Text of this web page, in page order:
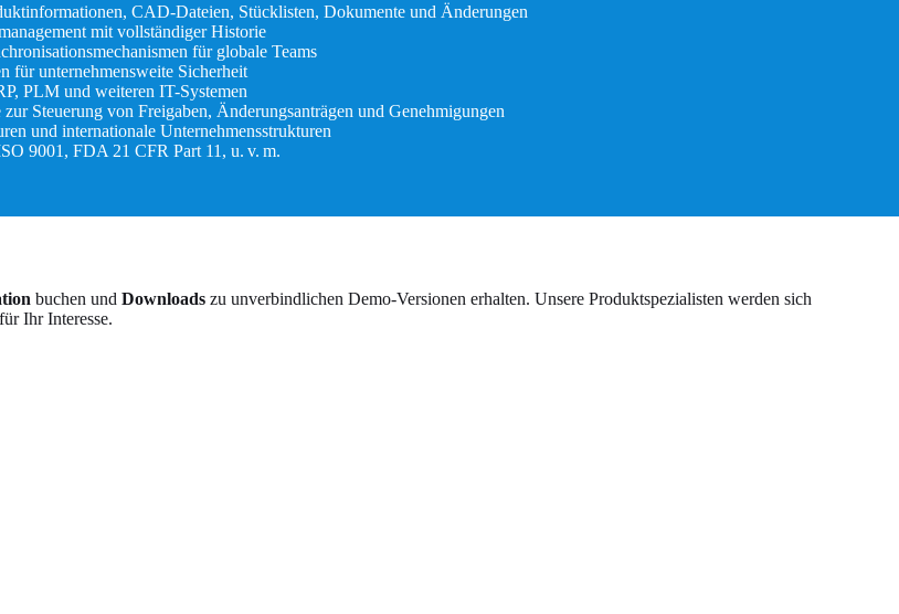
CAD-Dateien, Stücklisten, Dokumente und Änderungen
mit vollständiger Historie
für globale Teams
für unternehmensweite Sicherheit
PLM und weiteren IT-Systemen
Steuerung von Freigaben, Änderungsanträgen und Genehmigungen
und internationale Unternehmensstrukturen
9001, FDA 21 CFR Part 11, u. v. m.
buchen undDownloadszu unverbindlichen Demo-Versionen erhalten. Unsere Produktspezialisten werden sich
Ihr Interesse.